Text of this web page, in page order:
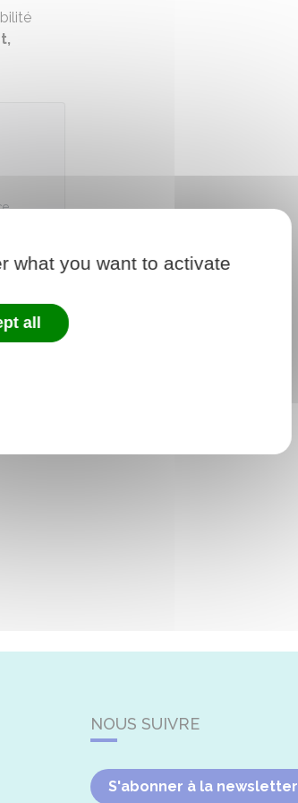
NOUS SUIVRE
S'abonner à la newsletter
what you want to activate
all